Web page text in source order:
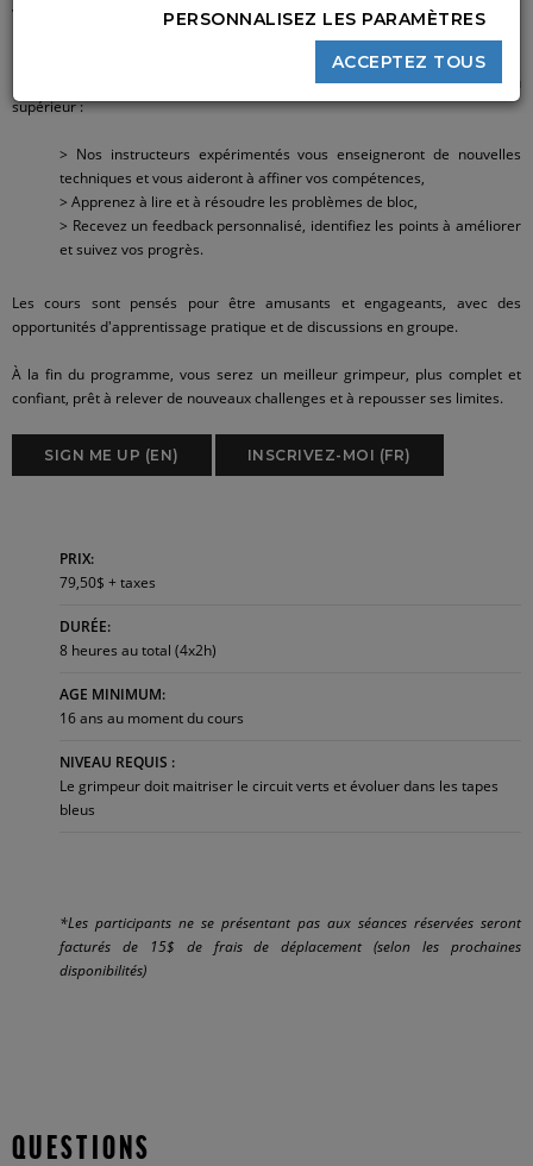
vous mettre au défi?
Le cours Bloc 201 est exactement ce qu'il vous faut ! Participez à
notre programme de 4 semaines pensé pour vous faire passer au niveau
supérieur :
> Nos instructeurs expérimentés vous enseigneront de nouvelles
techniques et vous aideront à affiner vos compétences,
> Apprenez à lire et à résoudre les problèmes de bloc,
> Recevez un feedback personnalisé, identifiez les points à améliorer
et suivez vos progrès.
Les cours sont pensés pour être amusants et engageants, avec des
opportunités d'apprentissage pratique et de discussions en groupe.
À la fin du programme, vous serez un meilleur grimpeur, plus complet et
confiant, prêt à relever de nouveaux challenges et à repousser ses limites.
SIGN ME UP (EN) INSCRIVEZ-MOI (FR)
PRIX:
79,50$ + taxes
DURÉE:
8 heures au total (4x2h)
AGE MINIMUM:
16 ans au moment du cours
NIVEAU REQUIS :
Le grimpeur doit maitriser le circuit verts et évoluer dans les tapes
bleus
*Les participants ne se présentant pas aux séances réservées seront
facturés de 15$ de frais de déplacement (selon les prochaines
disponibilités)
QUESTIONS
PERSONNALISEZ LES PARAMÈTRES
ACCEPTEZ TOUS